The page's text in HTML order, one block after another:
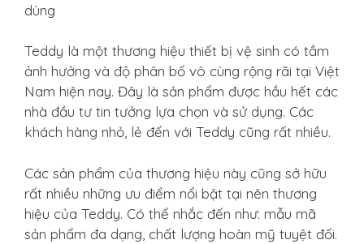
dùng
Teddy là một thương hiệu thiết bị vệ sinh có tầm
ảnh hưởng và độ phân bố vô cùng rộng rãi tại Việt
Nam hiện nay. Đây là sản phẩm được hầu hết các
nhà đầu tư tin tưởng lựa chọn và sử dụng. Các
khách hàng nhỏ, lẻ đến với Teddy cũng rất nhiều.
Các sản phẩm của thương hiệu này cũng sở hữu
rất nhiều những ưu điểm nổi bật tại nên thương
hiệu của Teddy. Có thể nhắc đến như: mẫu mã
sản phẩm đa dạng, chất lượng hoàn mỹ tuyệt đối.